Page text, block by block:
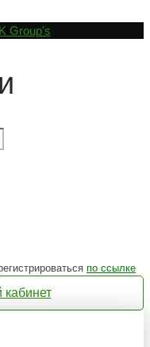
Group's
по ссылке